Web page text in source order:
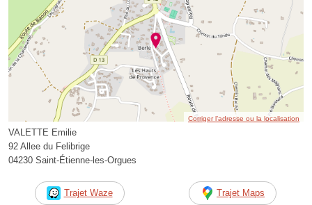
Corriger l’adresse ou la localisation
VALETTE Emilie
92 Allee du Felibrige
04230 Saint-Étienne-les-Orgues
Trajet Waze Trajet Maps